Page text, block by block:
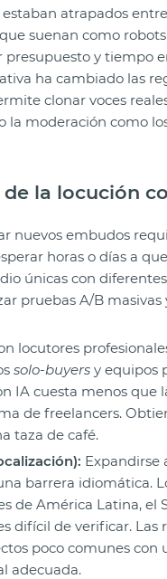
estaban atrapados
suenan como
y tiempo
ha cambiado las
clonar voces
la moderación como
la locución
nuevos embudos
horas o días a
únicas con
pruebas A/B
locutores
solo-buyers y equipos
IA cuesta menos
de freelancers.
taza de café.
Expandirse
barrera idiomática.
de América Latina, el
difícil de verificar.
poco comunes con
adecuada.